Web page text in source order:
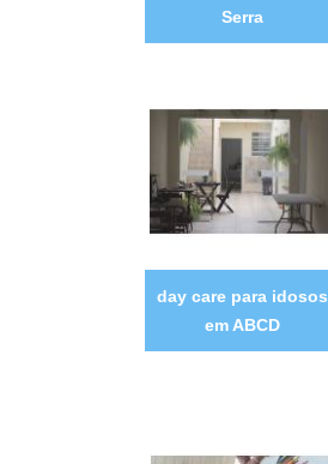
Serra
day care para idosos
em ABCD